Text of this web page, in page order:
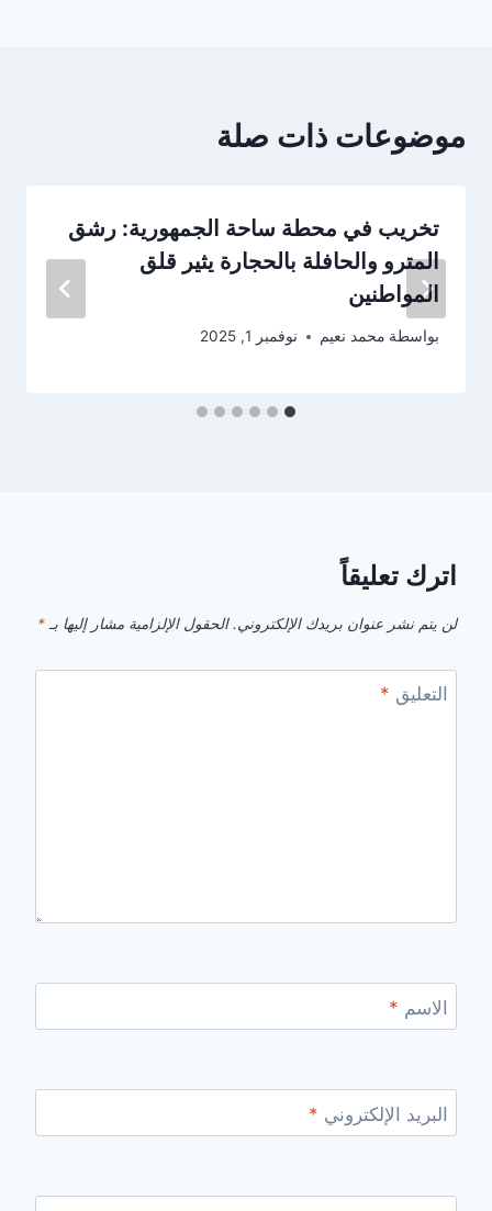
موضوعات ذات صلة
تخريب في محطة ساحة الجمهورية: رشق
المترو والحافلة بالحجارة يثير قلق
المواطنين
بواسطة محمد نعيم نوفمبر 1, 2025
اترك تعليقاً
لن يتم نشر عنوان بريدك الإلكتروني. الحقول الإلزامية مشار إليها بـ *
التعليق *
الاسم *
البريد الإلكتروني *